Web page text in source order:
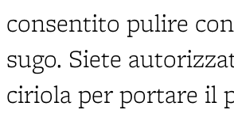
consentito pulire
sugo. Siete
ciriola per portare il